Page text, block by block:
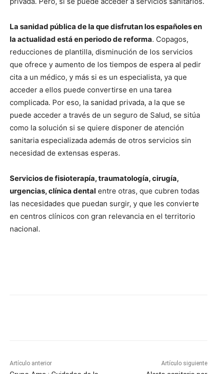
La sanidad pública de la que disfrutan los españoles en
la actualidad está en periodo de reforma. Copagos,
reducciones de plantilla, disminución de los servicios
que ofrece y aumento de los tiempos de espera al pedir
cita a un médico, y más si es un especialista, ya que
acceder a ellos puede convertirse en una tarea
complicada. Por eso, la sanidad privada, a la que se
puede acceder a través de un seguro de Salud, se sitúa
como la solución si se quiere disponer de atención
sanitaria especializada además de otros servicios sin
necesidad de extensas esperas.
Servicios de fisioterapía, traumatología, cirugía,
urgencias, clínica dental entre otras, que cubren todas
las necesidades que puedan surgir, y que les convierte
en centros clínicos con gran relevancia en el territorio
nacional.
Artículo anterior Artículo siguiente